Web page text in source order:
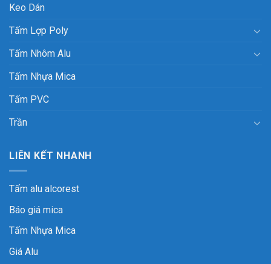
Keo Dán
Tấm Lợp Poly
Tấm Nhôm Alu
Tấm Nhựa Mica
Tấm PVC
Trần
LIÊN KẾT NHANH
Tấm alu alcorest
Báo giá mica
Tấm Nhựa Mica
Giá Alu